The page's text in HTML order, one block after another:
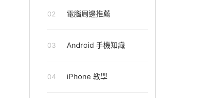
02 電腦周邊推薦
03 Android 手機知識
04 iPhone 教學